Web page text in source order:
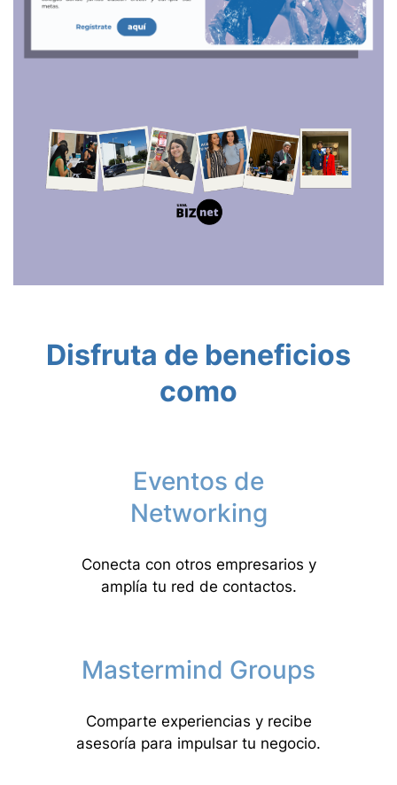
Disfruta de beneficios
como
Eventos de
Networking
Conecta con otros empresarios y
amplía tu red de contactos.
Mastermind Groups
Comparte experiencias y recibe
asesoría para impulsar tu negocio.